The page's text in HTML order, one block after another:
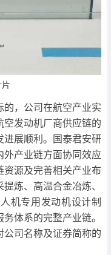
，公司在航空产业实
空发动机厂商供应链的
进展顺利。国泰君安研
产业链方面协同效应
资源及完善相关产业布
炼、高温合金冶炼、
机专用发动机设计制
体系的完整产业链。
公司名称及证券简称的